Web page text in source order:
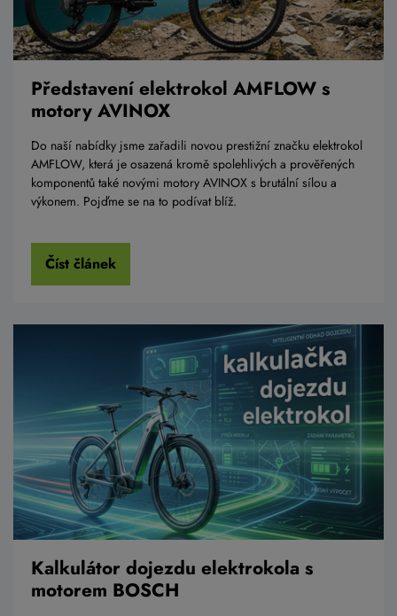
Představení elektrokol AMFLOW s
motory AVINOX
Do naší nabídky jsme zařadili novou prestižní značku elektrokol
AMFLOW, která je osazená kromě spolehlivých a prověřených
komponentů také novými motory AVINOX s brutální sílou a
výkonem. Pojďme se na to podívat blíž.
Číst článek
Kalkulátor dojezdu elektrokola s
motorem BOSCH